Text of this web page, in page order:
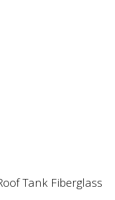
Tank Fiberglass